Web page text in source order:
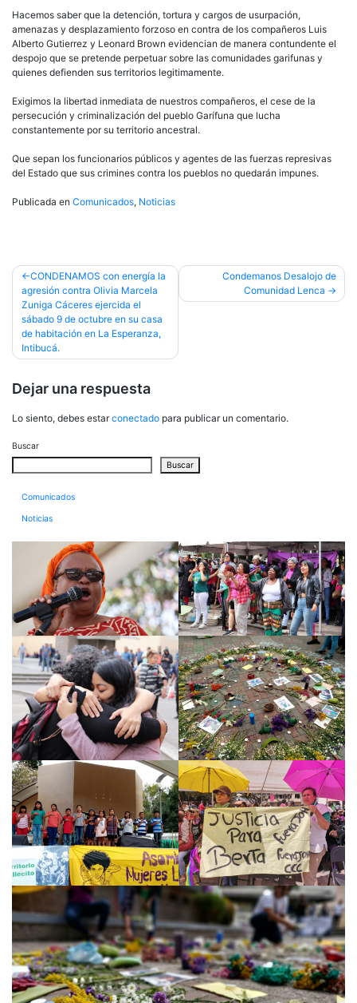
Hacemos saber que la detención, tortura y cargos de usurpación,
amenazas y desplazamiento forzoso en contra de los compañeros Luis
Alberto Gutierrez y Leonard Brown evidencian de manera contundente el
despojo que se pretende perpetuar sobre las comunidades garifunas y
quienes defienden sus territorios legitimamente.
Exigimos la libertad inmediata de nuestros compañeros, el cese de la
persecución y criminalización del pueblo Garífuna que lucha
constantemente por su territorio ancestral.
Que sepan los funcionarios públicos y agentes de las fuerzas represivas
del Estado que sus crimines contra los pueblos no quedarán impunes.
Publicada en Comunicados, Noticias
Navegación
de
entradas
CONDENAMOS con energía la
agresión contra Olivia Marcela
Zuniga Cáceres ejercida el
sábado 9 de octubre en su casa
de habitación en La Esperanza,
Intibucá.
Condemanos Desalojo de
Comunidad Lenca
Dejar una respuesta
Lo siento, debes estarconectado para publicar un comentario.
Buscar
Buscar
Comunicados
Noticias